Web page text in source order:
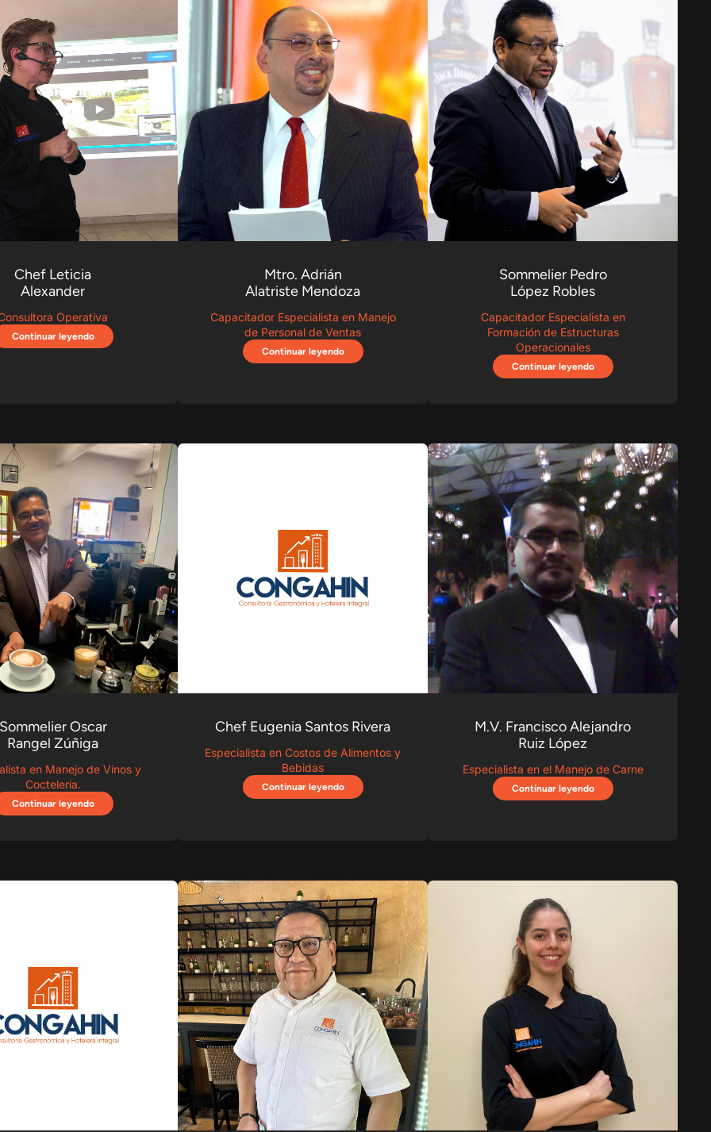
Chef Leticia
Alexander
Operativa
Continuar leyendo
Mtro. Adrián
Alatriste Mendoza
Capacitador Especialista en Manejo
de Personal de Ventas
Continuar leyendo
Sommelier Pedro
López Robles
Capacitador Especialista en
Formación de Estructuras
Operacionales
Continuar leyendo
Oscar
Rangel Zúñiga
en Manejo de Vinos y
Coctelería.
Continuar leyendo
Chef Eugenia Santos Rivera
Especialista en Costos de Alimentos y
Bebidas
Continuar leyendo
M.V. Francisco Alejandro
Ruiz López
Especialista en el Manejo de Carne
Continuar leyendo